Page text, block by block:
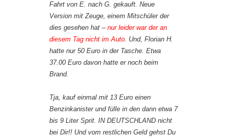
Fahrt von E. nach G. gekauft. Neue
Version mit Zeuge, einem Mitschüler der
dies gesehen hat – nur leider war der an
diesem Tag nicht im Auto. Und, Florian H.
hatte nur 50 Euro in der Tasche. Etwa
37.00 Euro davon hatte er noch beim
Brand.
Tja, kauf einmal mit 13 Euro einen
Benzinkanister und fülle in den dann etwa 7
bis 9 Liter Sprit. IN DEUTSCHLAND nicht
bei Dir!! Und vom restlichen Geld gehst Du